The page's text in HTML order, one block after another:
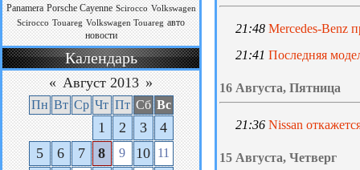
Panamera Porsche Cayenne Scirocco Volkswagen
Scirocco Touareg Volkswagen Touareg авто
новости
Календарь
« Август 2013 »
Пн Вт Ср Чт Пт Сб Вс
1 2 3
4
5
6 7 8 9 10 11
21:48 Mercedes-Benz
21:41 Последняя
16 Августа, Пятница
21:36 Nissan
15 Августа, Четверг